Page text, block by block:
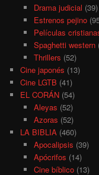
Drama judicial (39)
Estrenos pejino
Películas
Spaghetti western
Thrillers (52)
Cine japonés (13)
Cine LGTB (41)
EL CORÁN (54)
Aleyas (52)
Azoras (52)
LA BIBLIA (460)
Apocalipsis (39)
Apócrifos (14)
Cine bíblico(13)